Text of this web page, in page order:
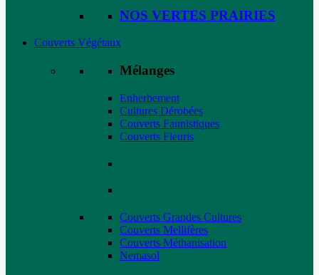
NOS VERTES PRAIRIES
Couverts Végétaux
Mélanges
Enherbement
Cultures Dérobées
Couverts Faunistiques
Couverts Fleuris
Couverts Grandes Cultures
Couverts Mellifères
Couverts Méthanisation
Nemasol